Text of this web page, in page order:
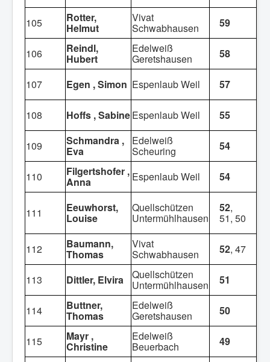
105 Rotter,
Helmut
Vivat
Schwabhausen 59
106 Reindl,
Hubert
Edelweiß
Geretshausen 58
107 Egen , Simon Espenlaub Weil 57
108 Hoffs , SabineEspenlaub Weil 55
109 Schmandra ,
Eva
Edelweiß
Scheuring 54
110 Filgertshofer ,
Anna Espenlaub Weil 54
111 Eeuwhorst,
Louise
Quellschützen
Untermühlhausen
52,
51, 50
112 Baumann,
Thomas
Vivat
Schwabhausen 52, 47
113 Dittler, Elvira Quellschützen
Untermühlhausen 51
114 Buttner,
Thomas
Edelweiß
Geretshausen 50
115 Mayr ,
Christine
Edelweiß
Beuerbach 49